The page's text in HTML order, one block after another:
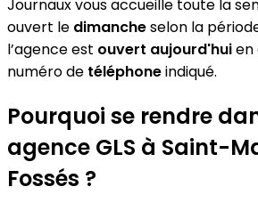
Journaux vous accueille toute la
ouvert le dimancheselon la
l’agence est ouvert aujourd'huien
numéro de téléphoneindiqué.
Pourquoi se rendre
agence GLS à Saint-
Fossés ?